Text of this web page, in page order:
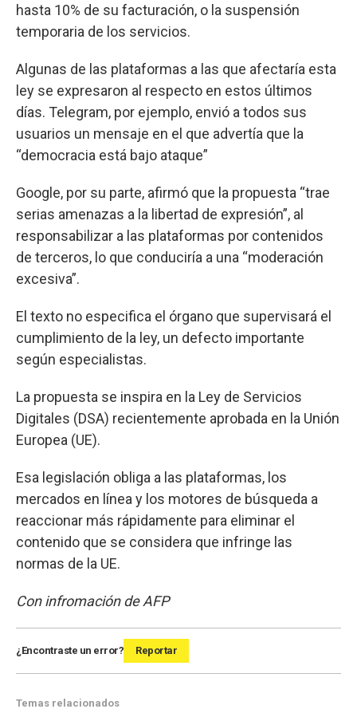
hasta 10% de su facturación, o la suspensión
temporaria de los servicios.
Algunas de las plataformas a las que afectaría esta
ley se expresaron al respecto en estos últimos
días. Telegram, por ejemplo, envió a todos sus
usuarios un mensaje en el que advertía que la
“democracia está bajo ataque”
Google, por su parte, afirmó que la propuesta “trae
serias amenazas a la libertad de expresión”, al
responsabilizar a las plataformas por contenidos
de terceros, lo que conduciría a una “moderación
excesiva”.
El texto no especifica el órgano que supervisará el
cumplimiento de la ley, un defecto importante
según especialistas.
La propuesta se inspira en la Ley de Servicios
Digitales (DSA) recientemente aprobada en la Unión
Europea (UE).
Esa legislación obliga a las plataformas, los
mercados en línea y los motores de búsqueda a
reaccionar más rápidamente para eliminar el
contenido que se considera que infringe las
normas de la UE.
Con infromación de AFP
¿Encontraste un error? Reportar
Temas relacionados